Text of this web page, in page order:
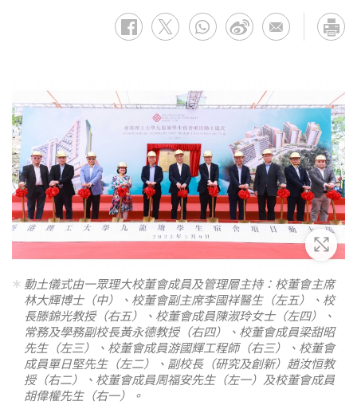
放大
動土儀式由一眾理大校董會成員及管理層主持：校董會主席
林大輝博士（中）、校董會副主席李國祥醫生（左五）、校
長滕錦光教授（右五）、校董會成員陳淑玲女士（左四）、
常務及學務副校長黃永德教授（右四）、校董會成員梁甜昭
先生（左三）、校董會成員游國輝工程師（右三）、校董會
成員單日堅先生（左二）、副校長（研究及創新）趙汝恒教
授（右二）、校董會成員周福安先生（左一）及校董會成員
胡偉權先生（右一）。